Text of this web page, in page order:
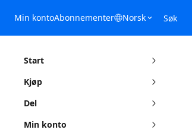
Min kontoAbonnementer Norsk Søk
Start
Kjøp
Del
Min konto